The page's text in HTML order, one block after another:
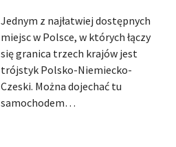
Jednym z najłatwiej dostępnych
miejsc w Polsce, w których łączy
się granica trzech krajów jest
trójstyk Polsko-Niemiecko-
Czeski. Można dojechać tu
samochodem…